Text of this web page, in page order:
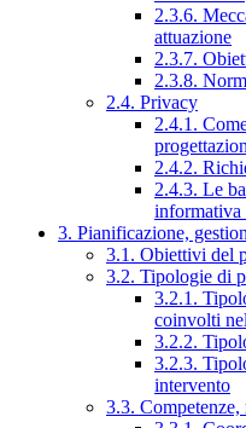
2.3.6.
attuazione
2.3.7.
2.3.8.
2.4. Privacy
2.4.1.
2.4.2.
2.4.3. Le
3. Pianificazione,
3.1. Obiettivi del
3.2. Tipologie di
3.2.1.
coinvolti
3.2.2.
3.2.3.
intervento
3.3.